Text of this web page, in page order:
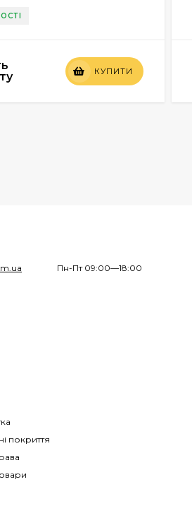
КУПИТИ
Пн-Пт 09:00—18:00
покриття